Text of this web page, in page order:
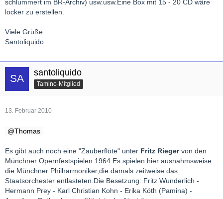
schlummert im BR-Archiv) usw.usw.Eine Box mit 15 - 20 CD wäre
locker zu erstellen.
Viele Grüße
Santoliquido
santoliquido
Tamino-Mitglied
13. Februar 2010
Thomas
Es gibt auch noch eine "Zauberflöte" unter Fritz Riegervon den
Münchner Opernfestspielen 1964:Es spielen hier ausnahmsweise
die Münchner Philharmoniker,die damals zeitweise das
Staatsorchester entlasteten.Die Besetzung: Fritz Wunderlich -
Hermann Prey - Karl Christian Kohn - Erika Köth (Pamina) -